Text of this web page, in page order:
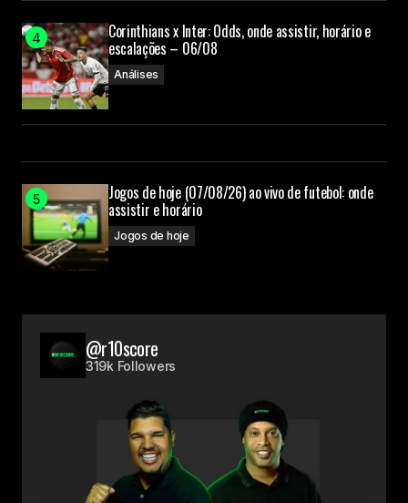
Corinthians x Inter: Odds, onde assistir, horário e
escalações – 06/08
Análises
Jogos de hoje (07/08/26) ao vivo de futebol: onde
assistir e horário
Jogos de hoje
@r10score
319k Followers